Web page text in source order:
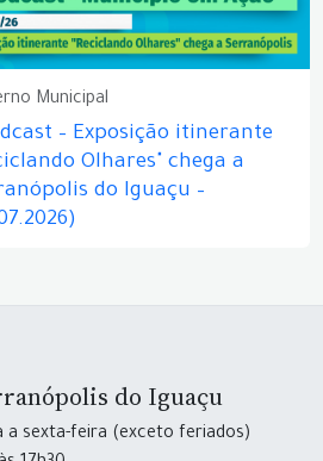
Municipal
– Exposição itinerante
Olhares" chega a
do Iguaçu –
do Iguaçu
a sexta-feira (exceto feriados)